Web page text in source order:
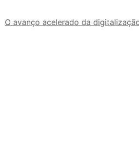
O avanço acelerado da